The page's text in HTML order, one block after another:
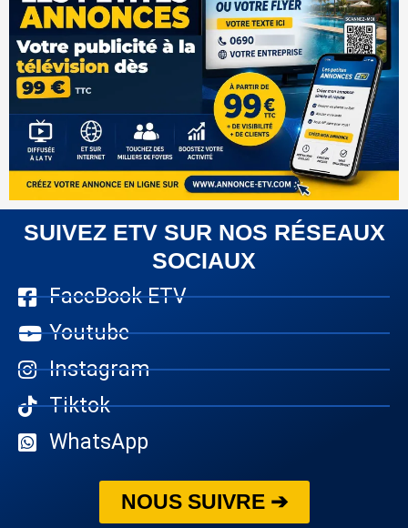
SUIVEZ ETV SUR NOS RÉSEAUX
SOCIAUX
FaceBook ETV
Youtube
Instagram
Tiktok
WhatsApp
NOUS SUIVRE ➔